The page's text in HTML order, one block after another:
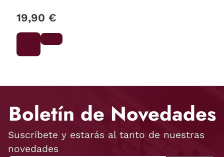
19,90 €
Boletín de Novedades
Suscríbete y estarás al tanto de nuestras
novedades